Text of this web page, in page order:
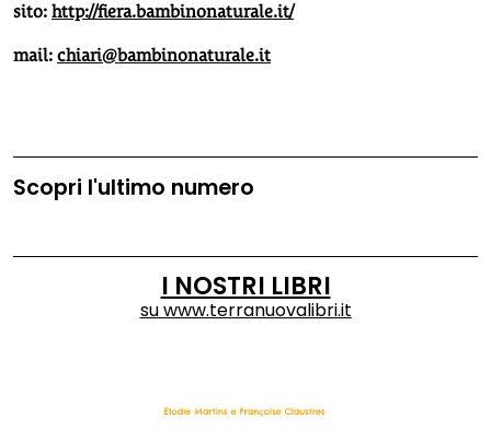
sito: http://fiera.bambinonaturale.it/
mail: chiari@bambinonaturale.it
Scopri l'ultimo numero
I NOSTRI LIBRI
suwww.terranuovalibri.it